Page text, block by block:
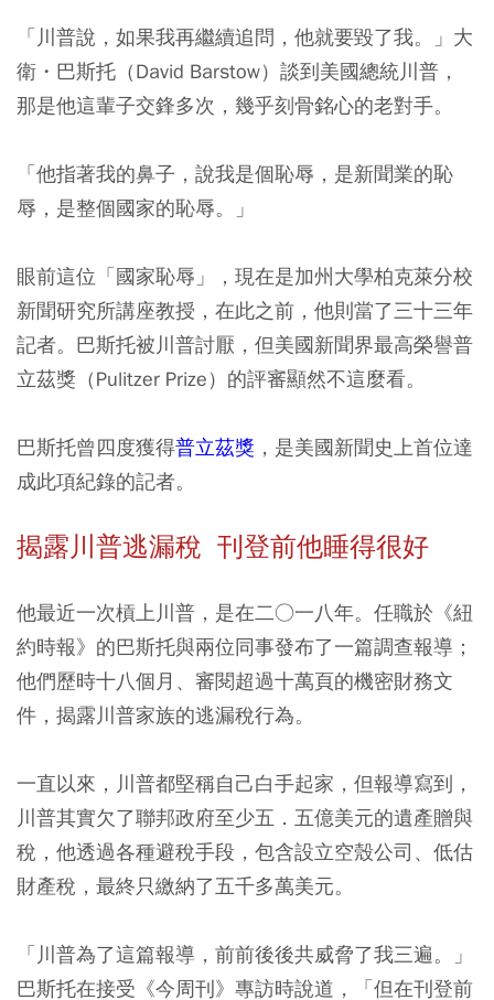
「川普說，如果我再繼續追問，他就要毀了我。」大
衛・巴斯托（David Barstow）談到美國總統川普，
那是他這輩子交鋒多次，幾乎刻骨銘心的老對手。
「他指著我的鼻子，說我是個恥辱，是新聞業的恥
辱，是整個國家的恥辱。」
眼前這位「國家恥辱」，現在是加州大學柏克萊分校
新聞研究所講座教授，在此之前，他則當了三十三年
記者。巴斯托被川普討厭，但美國新聞界最高榮譽普
立茲獎（Pulitzer Prize）的評審顯然不這麼看。
巴斯托曾四度獲得普立茲獎 ，是美國新聞史上首位達
成此項紀錄的記者。
揭露川普逃漏稅 刊登前他睡得很好
他最近一次槓上川普，是在二○一八年。任職於《紐
約時報》的巴斯托與兩位同事發布了一篇調查報導；
他們歷時十八個月、審閱超過十萬頁的機密財務文
件，揭露川普家族的逃漏稅行為。
一直以來，川普都堅稱自己白手起家，但報導寫到，
川普其實欠了聯邦政府至少五．五億美元的遺產贈與
稅，他透過各種避稅手段，包含設立空殼公司、低估
財產稅，最終只繳納了五千多萬美元。
「川普為了這篇報導，前前後後共威脅了我三遍。」
巴斯托在接受《今周刊》專訪時說道，「但在刊登前